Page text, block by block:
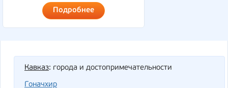
Подробнее
Кавказ: города и достопримечательности
Гоначхир